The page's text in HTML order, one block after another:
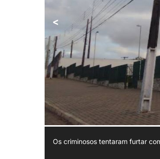
<
Os criminosos tentaram furtar